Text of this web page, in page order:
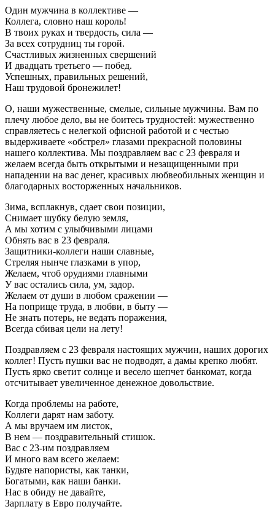
Один мужчина в коллективе —
Коллега, словно наш король!
В твоих руках и твердость, сила —
За всех сотрудниц ты горой.
Счастливых жизненных свершений
И двадцать третьего — побед.
Успешных, правильных решений,
Наш трудовой бронежилет!
О, наши мужественные, смелые, сильные мужчины. Вам по
плечу любое дело, вы не боитесь трудностей: мужественно
справляетесь с нелегкой офисной работой и с честью
выдерживаете «обстрел» глазами прекрасной половины
нашего коллектива. Мы поздравляем вас с 23 февраля и
желаем всегда быть открытыми и незащищенными при
нападении на вас денег, красивых любвеобильных женщин и
благодарных восторженных начальников.
Зима, всплакнув, сдает свои позиции,
Снимает шубку белую земля,
А мы хотим с улыбчивыми лицами
Обнять вас в 23 февраля.
Защитники-коллеги наши славные,
Стреляя нынче глазками в упор,
Желаем, чтоб орудиями главными
У вас остались сила, ум, задор.
Желаем от души в любом сражении —
На поприще труда, в любви, в быту —
Не знать потерь, не ведать поражения,
Всегда сбивая цели на лету!
Поздравляем с 23 февраля настоящих мужчин, наших дорогих
коллег! Пусть пушки вас не подводят, а дамы крепко любят.
Пусть ярко светит солнце и весело шепчет банкомат, когда
отсчитывает увеличенное денежное довольствие.
Когда проблемы на работе,
Коллеги дарят нам заботу.
А мы вручаем им листок,
В нем — поздравительный стишок.
Вас с 23-им поздравляем
И много вам всего желаем:
Будьте напористы, как танки,
Богатыми, как наши банки.
Нас в обиду не давайте,
Зарплату в Евро получайте.